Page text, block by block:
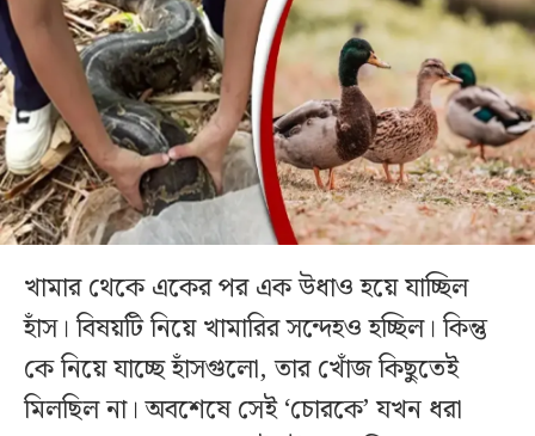
খামার থেকে একের পর এক উধাও হয়ে যাচ্ছিল
হাঁস। বিষয়টি নিয়ে খামারির সন্দেহও হচ্ছিল। কিন্তু
কে নিয়ে যাচ্ছে হাঁসগুলো, তার খোঁজ কিছুতেই
মিলছিল না। অবশেষে সেই ‘চোরকে’ যখন ধরা